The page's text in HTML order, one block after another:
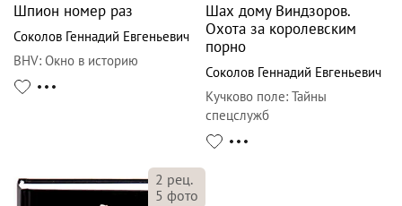
Шпион номер раз
Соколов Геннадий Евгеньевич
BHV: Окно в историю
Шах дому Виндзоров.
Охота за королевским
порно
Соколов Геннадий Евгеньевич
Кучково поле: Тайны
спецслужб
2 рец.
5 фото